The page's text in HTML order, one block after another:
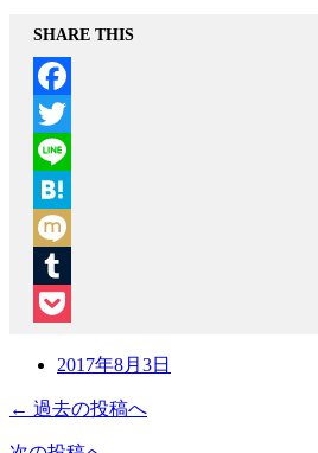
SHARE THIS
Facebook
Twitter
Line
Hatena
Mixi
Tumblr
2017年8月3日
← 過去の投稿へ